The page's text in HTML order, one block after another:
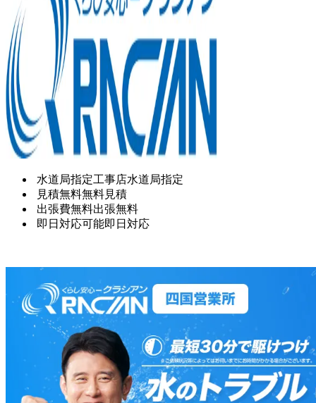
水道局指定工事店水道局指定
見積無料無料見積
出張費無料出張無料
即日対応可能即日対応